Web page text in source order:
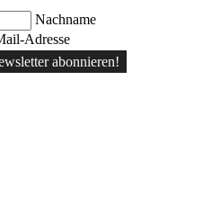
Nachname
Adresse
abonnieren!